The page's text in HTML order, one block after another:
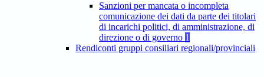
Sanzioni per mancata o incompleta
comunicazione dei dati da parte dei titolari
di incarichi politici, di amministrazione, di
direzione o di governo 1
Rendiconti gruppi consiliari regionali/provinciali